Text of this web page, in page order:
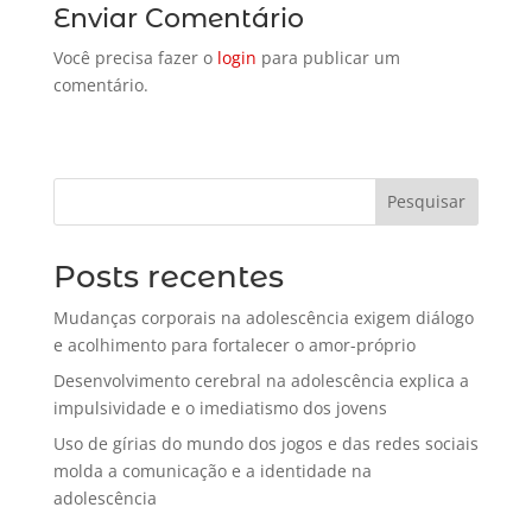
Enviar Comentário
Você precisa fazer o login para publicar um
comentário.
Pesquisar
Posts recentes
Mudanças corporais na adolescência exigem diálogo
e acolhimento para fortalecer o amor-próprio
Desenvolvimento cerebral na adolescência explica a
impulsividade e o imediatismo dos jovens
Uso de gírias do mundo dos jogos e das redes sociais
molda a comunicação e a identidade na
adolescência